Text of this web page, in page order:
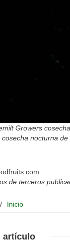
Growers
nocturna
de terceros
/ Inicio
artículo